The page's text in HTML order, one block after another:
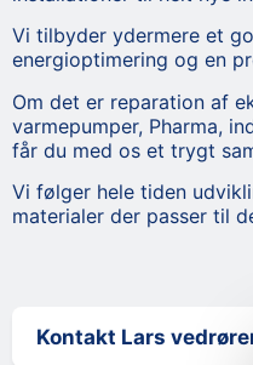
Vi tilbyder ydermere et
energioptimering og en
Om det er reparation af
varmepumper, Pharma,
får du med os et trygt
Vi følger hele tiden
materialer der passer til
Kontakt Lars